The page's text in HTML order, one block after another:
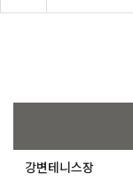
강변테니스장